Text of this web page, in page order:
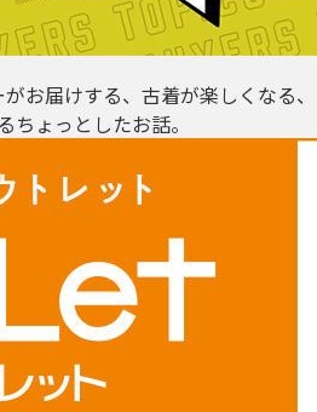
お届けする、古着が楽しくなる、
ちょっとしたお話。